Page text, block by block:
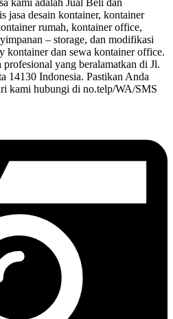
kami adalah Jual Beli dan
jasa desain kontainer, kontainer
rumah, kontainer office,
– storage, dan modifikasi
kontainer dan sewa kontainer office.
yang beralamatkan di Jl.
14130 Indonesia. Pastikan Anda
kami hubungi di no.telp/WA/SMS